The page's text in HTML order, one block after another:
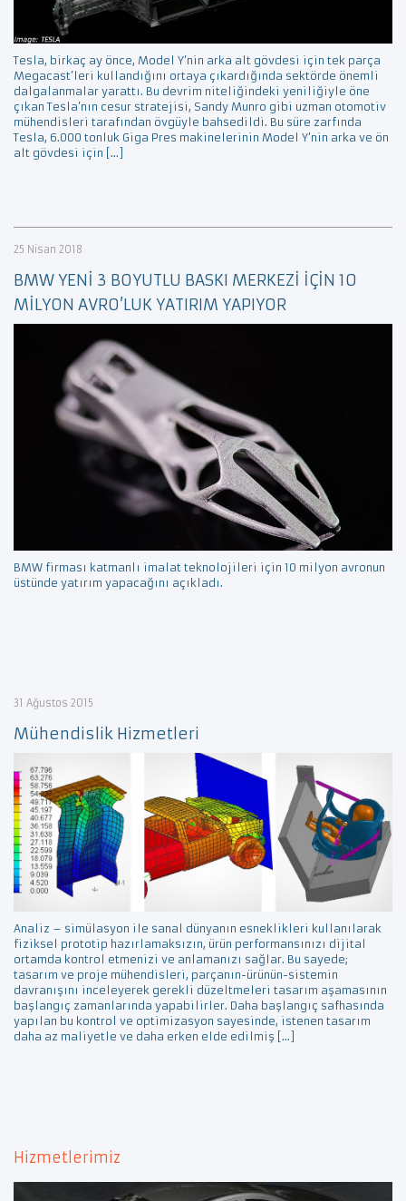
Tesla, birkaç ay önce, Model Y’nin arka alt gövdesi için tek parça
Megacast’leri kullandığını ortaya çıkardığında sektörde önemli
dalgalanmalar yarattı. Bu devrim niteliğindeki yeniliğiyle öne
çıkan Tesla’nın cesur stratejisi, Sandy Munro gibi uzman otomotiv
mühendisleri tarafından övgüyle bahsedildi. Bu süre zarfında
Tesla, 6.000 tonluk Giga Pres makinelerinin Model Y’nin arka ve ön
alt gövdesi için […]
25 Nisan 2018
BMW YENİ 3 BOYUTLU BASKI MERKEZİ İÇİN 10
MİLYON AVRO’LUK YATIRIM YAPIYOR
BMW firması katmanlı imalat teknolojileri için 10 milyon avronun
üstünde yatırım yapacağını açıkladı.
31 Ağustos 2015
Mühendislik Hizmetleri
Analiz – simülasyon ile sanal dünyanın esneklikleri kullanılarak
fiziksel prototip hazırlamaksızın, ürün performansınızı dijital
ortamda kontrol etmenizi ve anlamanızı sağlar. Bu sayede;
tasarım ve proje mühendisleri, parçanın-ürünün-sistemin
davranışını inceleyerek gerekli düzeltmeleri tasarım aşamasının
başlangıç zamanlarında yapabilirler. Daha başlangıç safhasında
yapılan bu kontrol ve optimizasyon sayesinde, istenen tasarım
daha az maliyetle ve daha erken elde edilmiş […]
Hizmetlerimiz